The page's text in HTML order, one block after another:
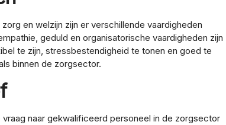
en welzijn zijn er verschillende vaardigheden
geduld en organisatorische vaardigheden zijn
te zijn, stressbestendigheid te tonen en goed te
binnen de zorgsector.
naar gekwalificeerd personeel in de zorgsector